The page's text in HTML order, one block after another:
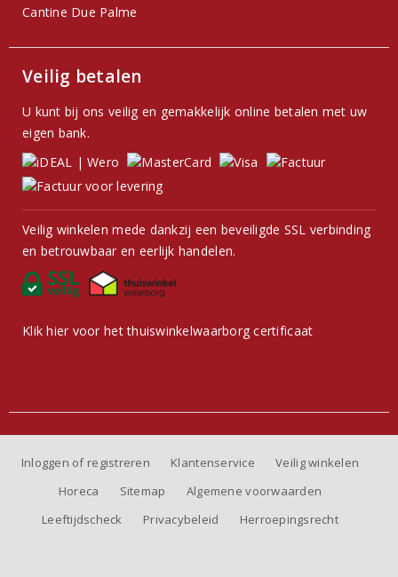
Cantine Due Palme
Veilig betalen
U kunt bij ons veilig en gemakkelijk online betalen met uw
eigen bank.
Veilig winkelen mede dankzij een beveiligde SSL verbinding
en betrouwbaar en eerlijk handelen.
Klik hier voor het thuiswinkelwaarborg certificaat
Inloggen of registreren Klantenservice
Veilig winkelen
Horeca
Sitemap
Algemene voorwaarden
Leeftijdscheck
Privacybeleid Herroepingsrecht